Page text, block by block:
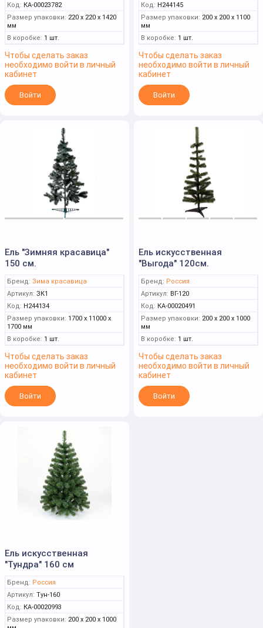
Код: КА-00023782
Размер упаковки: 220 x 220 x 1420
мм
В коробке: 1 шт.
Чтобы сделать заказ
необходимо войти в личный
кабинет
Войти
Код: Н244145
Размер упаковки: 200 x 200 x 1100
мм
В коробке: 1 шт.
Чтобы сделать заказ
необходимо войти в личный
кабинет
Войти
Ель "Зимняя красавица"
150 см.
Бренд: Зима красавица
Артикул: ЗК1
Код: Н244134
Размер упаковки: 1700 x 11000 x
1700 мм
В коробке: 1 шт.
Чтобы сделать заказ
необходимо войти в личный
кабинет
Войти
Ель искусственная
"Выгода" 120см.
Бренд: Россия
Артикул: ВГ-120
Код: КА-00020491
Размер упаковки: 200 x 200 x 1000
мм
В коробке: 1 шт.
Чтобы сделать заказ
необходимо войти в личный
кабинет
Войти
Ель искусственная
"Тундра" 160 см
Бренд: Россия
Артикул: Тун-160
Код: КА-00020993
Размер упаковки: 200 x 200 x 1000